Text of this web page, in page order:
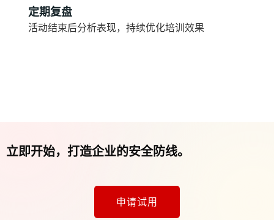
定期复盘
活动结束后分析表现，持续优化培训效果
立即开始，打造企业的安全防线。
申请试用